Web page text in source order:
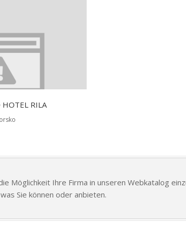
HOTEL RILA
Möglichkeit Ihre Firma in unseren Webkatalog
Sie können oder anbieten.